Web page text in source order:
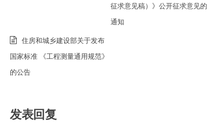
征求意见稿）》公开征求意见的
通知
住房和城乡建设部关于发布
国家标准 《工程测量通用规范》
的公告
发表回复